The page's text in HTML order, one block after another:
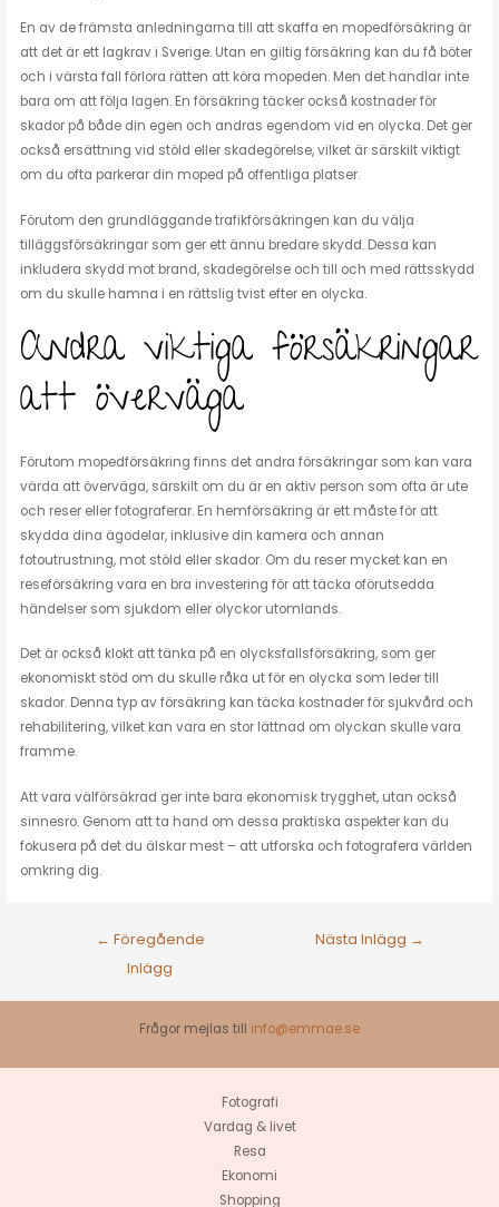
En av de främsta anledningarna till att skaffa en mopedförsäkring är
att det är ett lagkrav i Sverige. Utan en giltig försäkring kan du få böter
och i värsta fall förlora rätten att köra mopeden. Men det handlar inte
bara om att följa lagen. En försäkring täcker också kostnader för
skador på både din egen och andras egendom vid en olycka. Det ger
också ersättning vid stöld eller skadegörelse, vilket är särskilt viktigt
om du ofta parkerar din moped på offentliga platser.
Förutom den grundläggande trafikförsäkringen kan du välja
tilläggsförsäkringar som ger ett ännu bredare skydd. Dessa kan
inkludera skydd mot brand, skadegörelse och till och med rättsskydd
om du skulle hamna i en rättslig tvist efter en olycka.
Andra viktiga försäkringar
att överväga
Förutom mopedförsäkring finns det andra försäkringar som kan vara
värda att överväga, särskilt om du är en aktiv person som ofta är ute
och reser eller fotograferar. En hemförsäkring är ett måste för att
skydda dina ägodelar, inklusive din kamera och annan
fotoutrustning, mot stöld eller skador. Om du reser mycket kan en
reseförsäkring vara en bra investering för att täcka oförutsedda
händelser som sjukdom eller olyckor utomlands.
Det är också klokt att tänka på en olycksfallsförsäkring, som ger
ekonomiskt stöd om du skulle råka ut för en olycka som leder till
skador. Denna typ av försäkring kan täcka kostnader för sjukvård och
rehabilitering, vilket kan vara en stor lättnad om olyckan skulle vara
framme.
Att vara välförsäkrad ger inte bara ekonomisk trygghet, utan också
sinnesro. Genom att ta hand om dessa praktiska aspekter kan du
fokusera på det du älskar mest – att utforska och fotografera världen
omkring dig.
← Föregående
Inlägg
Nästa Inlägg →
Frågor mejlas till info@emmae.se
Fotografi
Vardag & livet
Resa
Ekonomi
Shopping